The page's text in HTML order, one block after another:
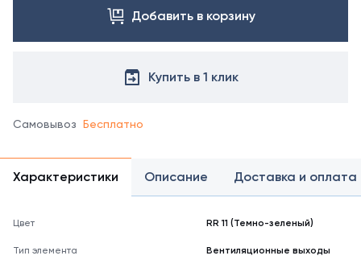
Для
заказа
другого
обратитесь
Добавить в корзину
Купить в 1 клик
Самовывоз Бесплатно
Характеристики Описание Доставка и оплата
Цвет RR 11 (Темно-зеленый)
Тип элемента Вентиляционные выходы